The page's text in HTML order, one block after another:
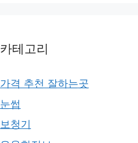
카테고리
가격 추천 잘하는곳
눈썹
보청기